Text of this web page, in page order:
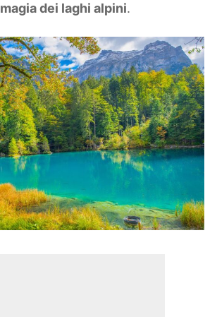
magia dei laghi alpini.